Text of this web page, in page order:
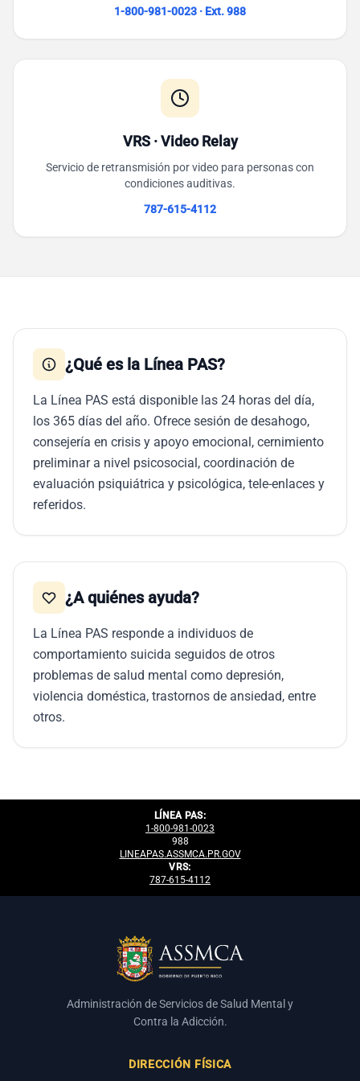
1-800-981-0023 · Ext. 988
VRS · Video Relay
Servicio de retransmisión por video para personas con
condiciones auditivas.
787-615-4112
¿Qué es la Línea PAS?
La Línea PAS está disponible las 24 horas del día,
los 365 días del año. Ofrece sesión de desahogo,
consejería en crisis y apoyo emocional, cernimiento
preliminar a nivel psicosocial, coordinación de
evaluación psiquiátrica y psicológica, tele-enlaces y
referidos.
¿A quiénes ayuda?
La Línea PAS responde a individuos de
comportamiento suicida seguidos de otros
problemas de salud mental como depresión,
violencia doméstica, trastornos de ansiedad, entre
otros.
LÍNEA PAS:
1-800-981-0023
988
LINEAPAS.ASSMCA.PR.GOV
VRS:
787-615-4112
Administración de Servicios de Salud Mental y
Contra la Adicción.
DIRECCIÓN FÍSICA